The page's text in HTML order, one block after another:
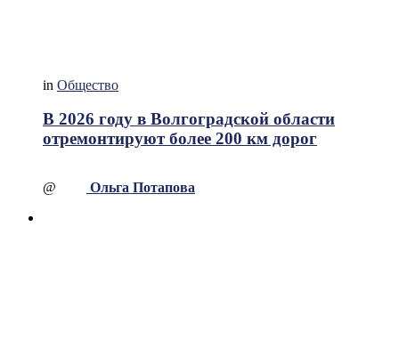
in Общество
В 2026 году в Волгоградской области
отремонтируют более 200 км дорог
@ Ольга Потапова